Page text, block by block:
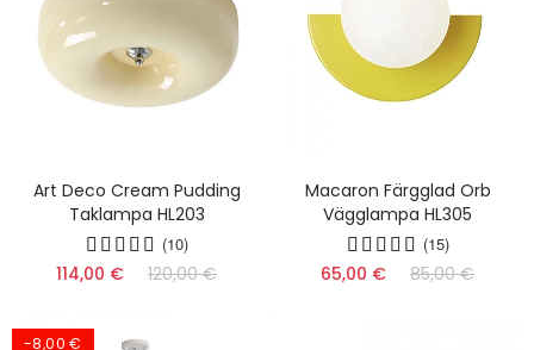
Art Deco Cream Pudding
Taklampa HL203
(10)
114,00 € 120,00 €
Macaron Färgglad Orb
Vägglampa HL305
(15)
65,00 € 85,00 €
-8,00 €